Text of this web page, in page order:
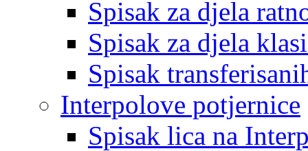
Spisak za djela
Spisak za djela
Spisak
Interpolove potjernice
Spisak lica na